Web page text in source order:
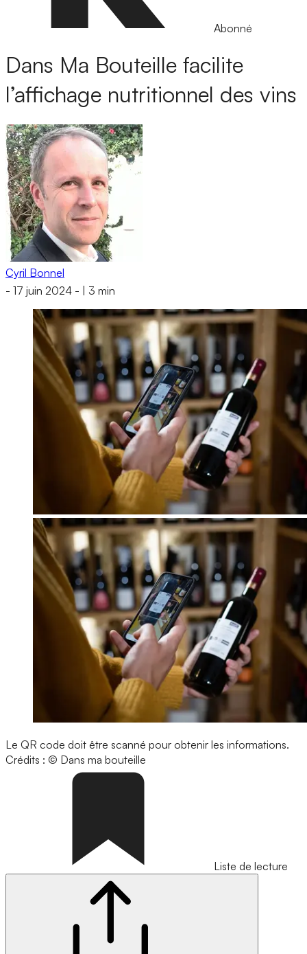
Abonné
Dans Ma Bouteille facilite
l’affichage nutritionnel des vins
Cyril Bonnel
- 17 juin 2024 - 3 min
Le QR code doit être scanné pour obtenir les informations.
Crédits : © Dans ma bouteille
Liste de lecture